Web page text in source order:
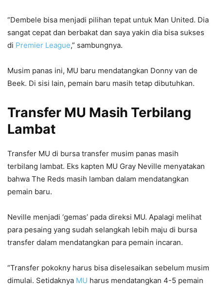
“Dembele bisa menjadi pilihan tepat untuk Man United. Dia
sangat cepat dan berbakat dan saya yakin dia bisa sukses
di Premier League,” sambungnya.
Musim panas ini, MU baru mendatangkan Donny van de
Beek. Di sisi lain, pemain baru masih tetap dibutuhkan.
Transfer MU Masih Terbilang
Lambat
Transfer MU di bursa transfer musim panas masih
terbilang lambat. Eks kapten MU Gray Neville menyatakan
bahwa The Reds masih lamban dalam mendatangkan
pemain baru.
Neville menjadi ‘gemas’ pada direksi MU. Apalagi melihat
para pesaing yang sudah selangkah lebih maju di bursa
transfer dalam mendatangkan para pemain incaran.
“Transfer pokokny harus bisa diselesaikan sebelum musim
dimulai. Setidaknya MU harus mendatangkan 4-5 pemain